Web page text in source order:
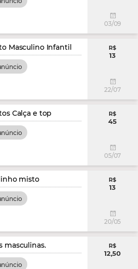
03/09
Masculino Infantil R$
13
22/07
Calça e top R$
45
05/07
misto R$
13
20/05
masculinas. R$
12,50